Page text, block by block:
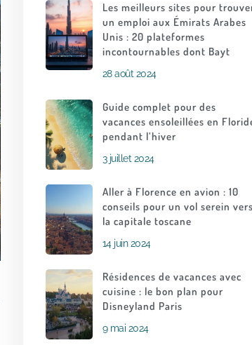
Les meilleurs sites pour
un emploi aux Émirats Arabes
Unis : 20 plateformes
incontournables dont Bayt
28 août 2024
Guide complet pour des
vacances ensoleillées en
pendant l’hiver
3 juillet 2024
Aller à Florence en avion : 10
conseils pour un vol serein vers
la capitale toscane
14 juin 2024
Résidences de vacances avec
cuisine : le bon plan pour
Disneyland Paris
9 mai 2024